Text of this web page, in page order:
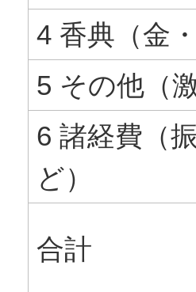
4 香典（金・
5 その他（
6 諸経費（
ど）
合計